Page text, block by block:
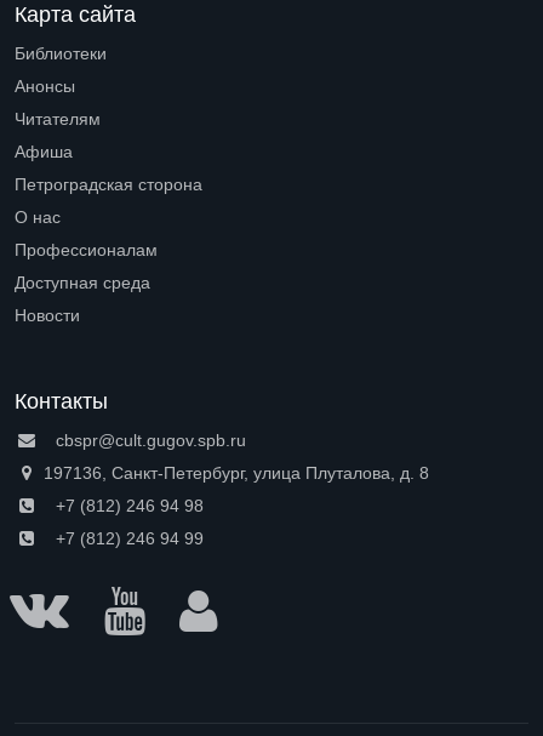
Карта сайта
Библиотеки
Анонсы
Читателям
Афиша
Петроградская сторона
О нас
Профессионалам
Доступная среда
Новости
Контакты
cbspr@cult.gugov.spb.ru
197136, Санкт-Петербург, улица Плуталова, д. 8
+7 (812) 246 94 98
+7 (812) 246 94 99